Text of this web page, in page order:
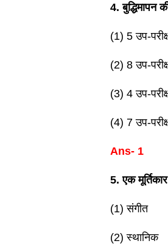
4. बुद्धिमापन
(1) 5 उप-
(2) 8 उप-
(3) 4 उप-
(4) 7 उप-
Ans- 1
5. एक
(1) संगीत
(2) स्थानिक